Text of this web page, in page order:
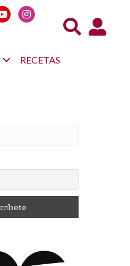
Acceso
RECETAS